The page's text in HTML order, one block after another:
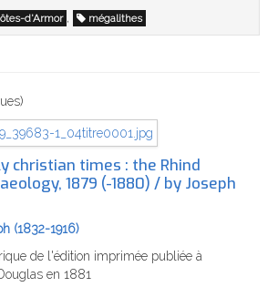
d'Armor , mégalithes
christian times : the Rhind
1879 (-1880) / by Joseph
(1832-1916)
de l'édition imprimée publiée à
en 1881